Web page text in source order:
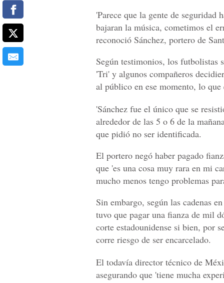
'Parece que la gente de seguridad
bajaran la música, cometimos el
reconoció Sánchez, portero de
Según testimonios, los futbolistas
'Tri' y algunos compañeros
al público en ese momento, lo
'Sánchez fue el único que se
alrededor de las 5 o 6 de la
que pidió no ser identificada.
El portero negó haber pagado
que 'es una cosa muy rara en mi
mucho menos tengo problemas
Sin embargo, según las cadenas
tuvo que pagar una fianza de mil
corte estadounidense si bien, por
corre riesgo de ser encarcelado.
El todavía director técnico de
asegurando que 'tiene mucha